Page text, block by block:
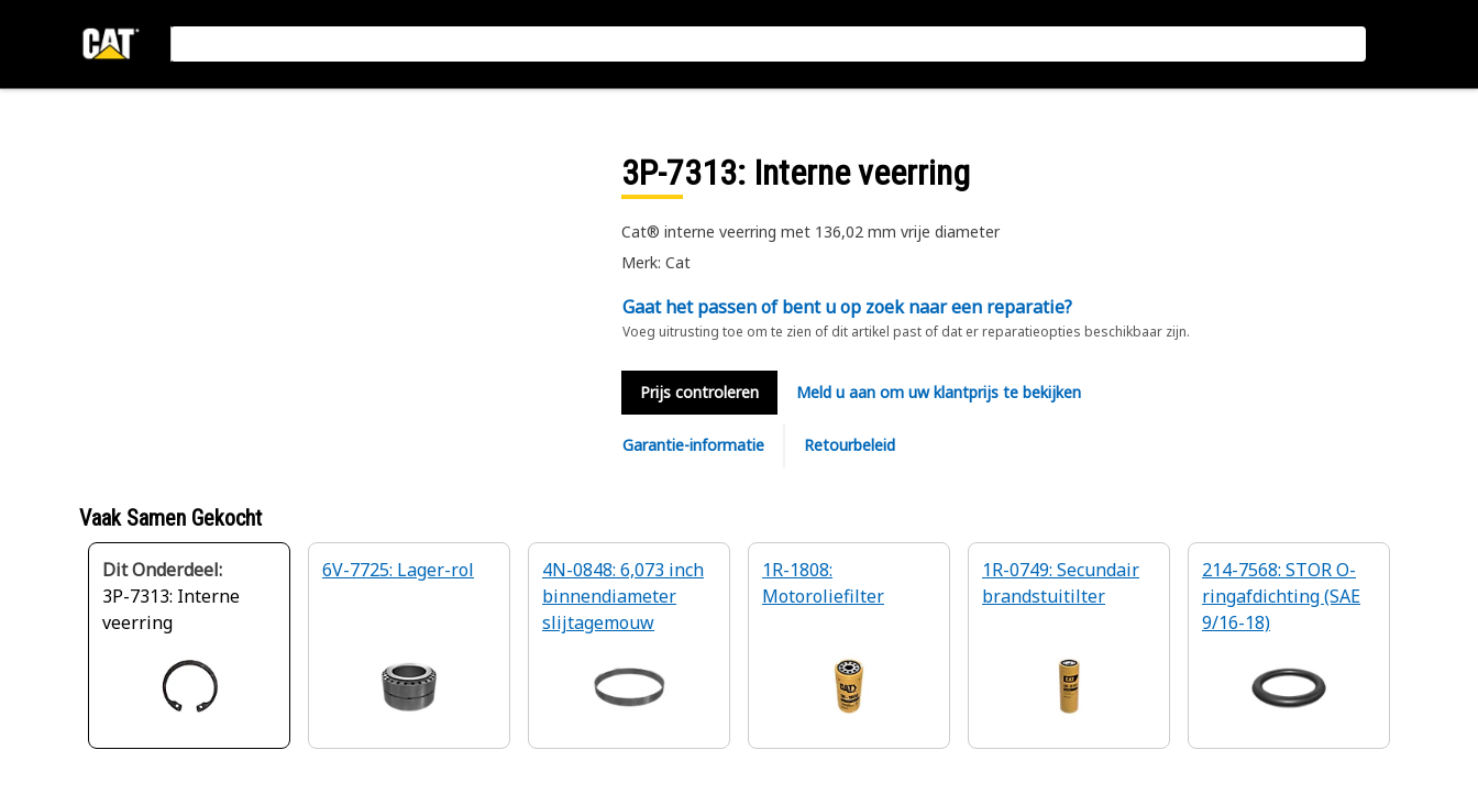
3P-7313: Interne veerring
Cat® interne veerring met 136,02 mm vrije diameter
Merk: Cat
Gaat het passen of bent u op zoek naar een reparatie?
Voeg uitrusting toe om te zien of dit artikel past of dat er reparatieopties beschikbaar zijn.
Prijs controleren Meld u aan om uw klantprijs te bekijken
Garantie-informatie Retourbeleid
Vaak Samen Gekocht
Dit Onderdeel:
3P-7313: Interne
veerring
6V-7725: Lager-rol
4N-0848: 6,073 inch
binnendiameter
slijtagemouw
1R-1808:
Motoroliefilter
1R-0749: Secundair
brandstuitilter
214-7568: STOR O-
ringafdichting (SAE
9/16-18)